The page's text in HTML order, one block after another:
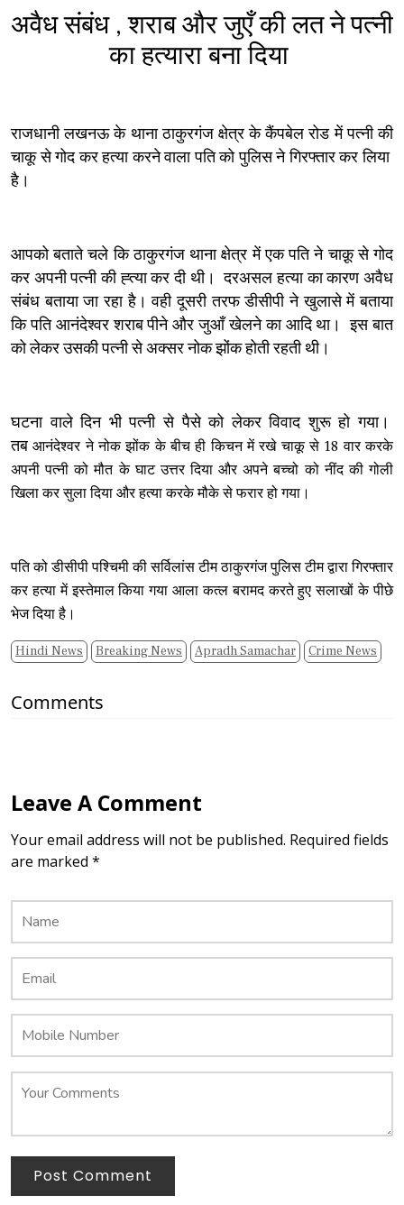
अवैध संबंध,शराब और जुएँ की लत नेपत्नी
का हत्यारा बना दिया
राजधानी लखनऊ के थाना ठाकुरगंज क्षेत्र के कैंपबेल रोड में पत्नी की
चाकू से गोद कर हत्या करने वाला पति को पुलिस ने गिरफ्तार कर लिया
है।
आपको बताते चले कि ठाकुरगंज थाना क्षेत्र में एक पति ने चाक़ू से गोद
कर अपनी पत्नी की ह्त्या कर दी थी। दरअसल हत्या का कारण अवैध
संबंध बताया जा रहा है। वही दूसरी तरफ डीसीपी ने खुलासे में बताया
कि पति आनंदेश्वर शराब पीने और जुआँ खेलने का आदि था। इस बात
को लेकर उसकी पत्नी से अक्सर नोक झोंक होती रहती थी।
घटना वाले दिन भी पत्नी से पैसे को लेकर विवाद शुरू हो गया।
तबआनंदेश्वर नेनोक झोंकके बीच हीकिचन में रखे चाकू से 18 वार करके
अपनी पत्नी को मौत के घाट उत्तर दिया और अपने बच्चो को नींद की गोली
खिला कर सुला दिया और हत्या करके मौके से फरार हो गया।
पति को डीसीपी पश्चिमी की सर्विलांस टीम ठाकुरगंज पुलिस टीम द्वारा गिरफ्तार
कर हत्या में इस्तेमाल किया गया आला कत्ल बरामद करते हुए सलाखों के पीछे
भेज दिया है।
Hindi News Breaking News Apradh Samachar Crime News
Comments
Leave A Comment
Your email address will not be published. Required fields
are marked *
Post Comment